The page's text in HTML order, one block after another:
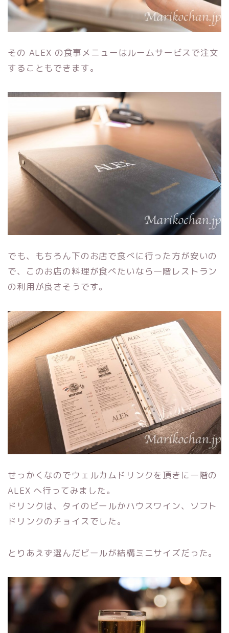
その ALEX の食事メニューはルームサービスで注文
することもできます。
でも、もちろん下のお店で食べに行った方が安いの
で、このお店の料理が食べたいなら一階レストラン
の利用が良さそうです。
せっかくなのでウェルカムドリンクを頂きに一階の
ALEX へ行ってみました。
ドリンクは、タイのビールかハウスワイン、ソフト
ドリンクのチョイスでした。
とりあえず選んだビールが結構ミニサイズだった。